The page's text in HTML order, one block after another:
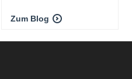
Zum Blog